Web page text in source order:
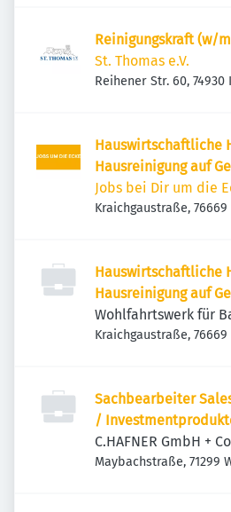
Reinigungskraft (w/
St. Thomas e.V.
Reihener Str. 60,
Hauswirtschaftliche
Hausreinigung auf
Jobs bei Dir um die
Kraichgaustraße,
Hauswirtschaftliche
Hausreinigung auf
Wohlfahrtswerk für
Kraichgaustraße,
Sachbearbeiter
/
C.HAFNER GmbH +
Maybachstraße, 71299